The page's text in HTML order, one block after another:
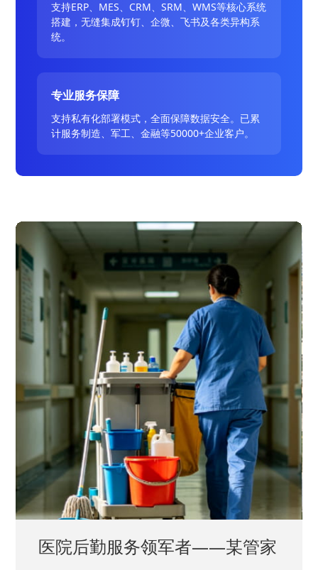
支持ERP、MES、CRM、SRM、WMS等核心系统
搭建，无缝集成钉钉、企微、飞书及各类异构系
统。
专业服务保障
支持私有化部署模式，全面保障数据安全。已累
计服务制造、军工、金融等50000+企业客户。
中国兵器工业集团——银光化学